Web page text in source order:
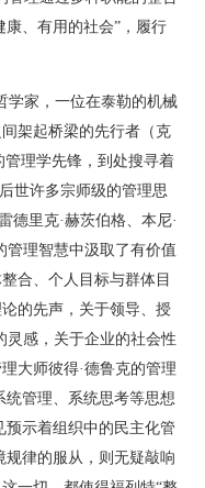
康、有用的社会”，履行
家，一位在泰勒的机械
架起桥梁的先行者（克
管理学先锋，到处搜寻着
世许多宗师级的管理思
德里克·赫茨伯格、本尼·
管理智慧中汲取了有价值
合、个人目标与群体目
的先声，关于领导、授
灵感，关于企业的社会性
大师彼得·德鲁克的管理
管理、系统思考等思想
示着组织中的民主化管
律的服从，则无疑敲响